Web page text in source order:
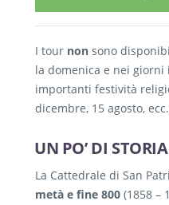
I tour non sono
la domenica e nei
importanti festività
dicembre, 15 agosto,
UN PO’ DI STORIA
La Cattedrale di San
metà e fine 800 (1858 –